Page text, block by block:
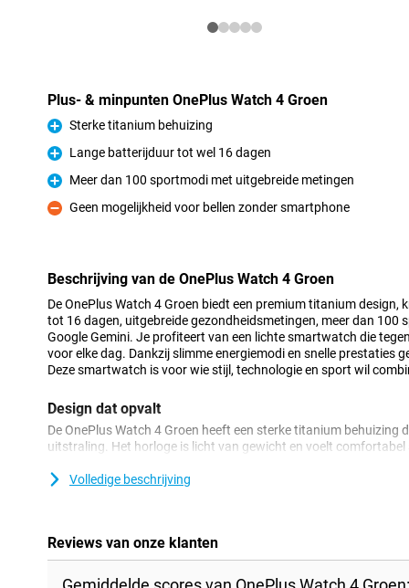
Plus- & minpunten OnePlus Watch 4 Groen
Pluspunt
Sterke titanium behuizing
Pluspunt
Lange batterijduur tot wel 16 dagen
Pluspunt
Meer dan 100 sportmodi met uitgebreide metingen
Minpunt
Geen mogelijkheid voor bellen zonder smartphone
Beschrijving van de OnePlus Watch 4 Groen
De OnePlus Watch 4 Groen biedt een premium titanium design,
tot 16 dagen, uitgebreide gezondheidsmetingen, meer dan 100
Google Gemini. Je profiteert van een lichte smartwatch die
voor elke dag. Dankzij slimme energiemodi en snelle prestaties
Deze smartwatch is voor wie stijl, technologie en sport wil
Design dat opvalt
De OnePlus Watch 4 Groen heeft een sterke titanium behuizing
uitstraling. Het horloge is licht van gewicht en voelt comfortabel
Dankzij 5ATM-, IP69- en IP68-certificering is de OnePlus Watch
Prestaties zonder vertraging
Volledige beschrijving
Reviews van onze klanten